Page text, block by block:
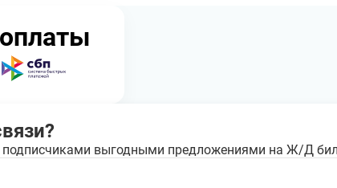
выгодными предложениями на Ж/Д